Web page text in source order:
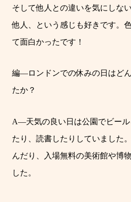
そして他人との違いを気にしな
他人、という感じも好きです。
て面白かったです！
編―ロンドンでの休みの日はど
たか？
A―天気の良い日は公園でビー
たり、読書したりしていました
んだり、入場無料の美術館や博
した。